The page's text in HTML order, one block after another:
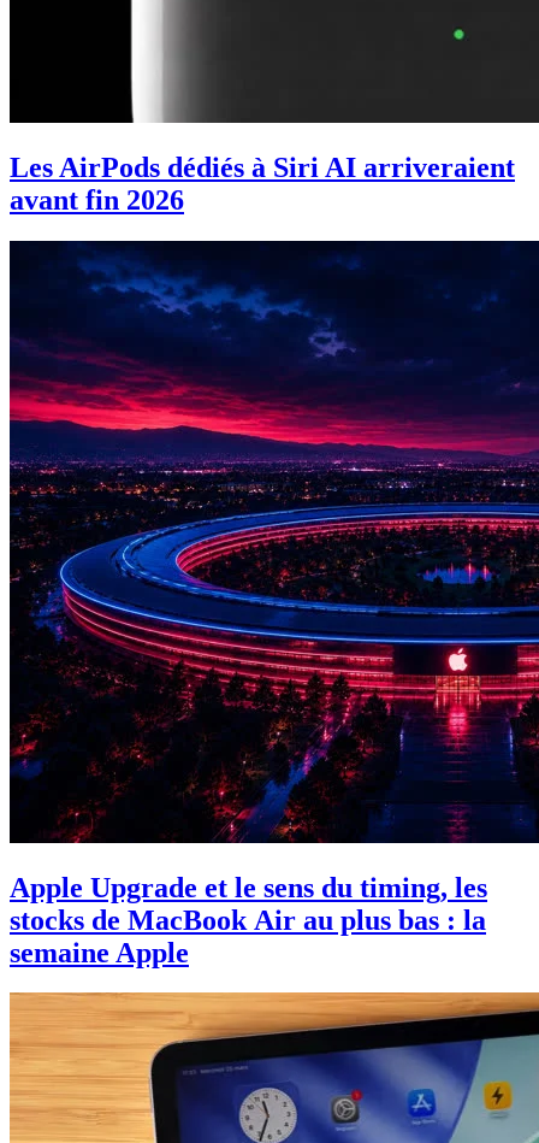
Les AirPods dédiés à Siri AI arriveraient
avant fin 2026
Apple Upgrade et le sens du timing, les
stocks de MacBook Air au plus bas : la
semaine Apple